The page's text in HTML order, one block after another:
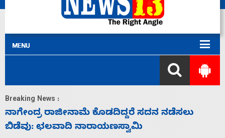
Breaking News :
ಸಚಿವ ಸಂಪುಟ ವಿಸ್ತರಣೆ ಮಾಡಿದ್ದು ಹಣಬಲ ಮತ್ತು
ಹೈಕಮಾಂಡ್ ರಾಜಕಾರಣಕ್ಕೆ: ವಿಜಯೇಂದ್ರ